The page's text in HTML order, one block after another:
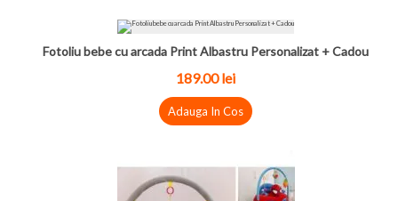
Fotoliu bebe cu arcada Print Albastru Personalizat + Cadou
189.00 lei
Adauga In Cos